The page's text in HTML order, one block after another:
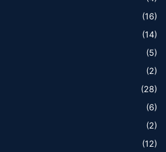
(16)
(14)
(5)
(2)
(28)
(6)
(2)
(12)